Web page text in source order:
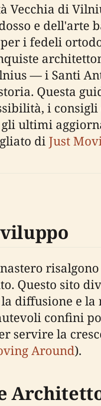
Vecchia di
e dell'arte
i fedeli
— i Santi
Questa
i
ultimi
di Just
Questo sito
diffusione e
confini
servire la
Around).